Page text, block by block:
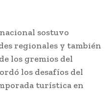
sostuvo
regionales y también
los gremios del
los desafíos del
turística en